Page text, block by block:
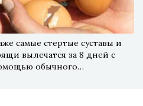
самые стертые суставы и
вылечатся за 8 дней с
обычного…